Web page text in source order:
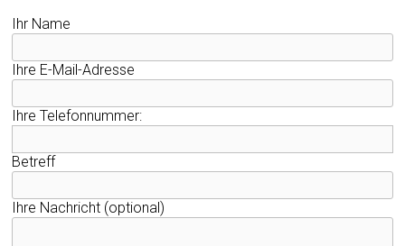
Ihr Name
Ihre E-Mail-Adresse
Ihre Telefonnummer:
Betreff
Ihre Nachricht (optional)